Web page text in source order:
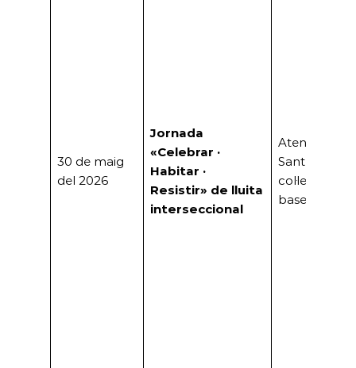
30 de maig
del 2026
Jornada
«Celebrar ·
Habitar ·
Resistir» de lluita
interseccional
Ateneu
Santboià i
col·lectius de
base